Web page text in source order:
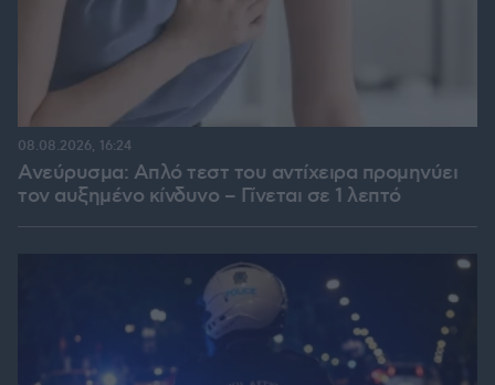
Ανεύρυσμα: Απλό τεστ του αντίχειρα προμηνύει
τον αυξημένο κίνδυνο – Γίνεται σε 1 λεπτό
08.08.2026, 16:24